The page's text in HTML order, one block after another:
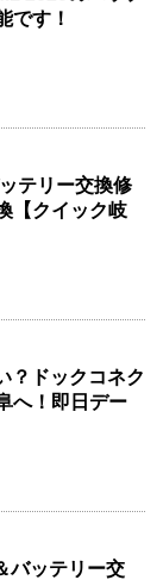
です！
テリー交換修
【クイック岐
？ドックコネク
へ！即日デー
バッテリー交